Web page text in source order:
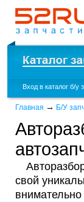
Вход в каталог б/у
Главная → Б/У
свой